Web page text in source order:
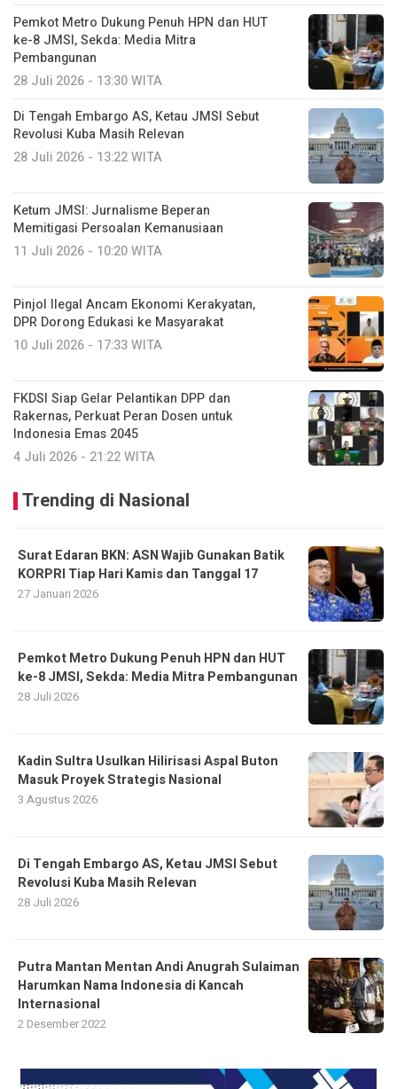
Pemkot Metro Dukung Penuh HPN dan HUT
ke-8 JMSI, Sekda: Media Mitra
Pembangunan
28 Juli 2026 - 13:30 WITA
Di Tengah Embargo AS, Ketau JMSI Sebut
Revolusi Kuba Masih Relevan
28 Juli 2026 - 13:22 WITA
Ketum JMSI: Jurnalisme Beperan
Memitigasi Persoalan Kemanusiaan
11 Juli 2026 - 10:20 WITA
Pinjol Ilegal Ancam Ekonomi Kerakyatan,
DPR Dorong Edukasi ke Masyarakat
10 Juli 2026 - 17:33 WITA
FKDSI Siap Gelar Pelantikan DPP dan
Rakernas, Perkuat Peran Dosen untuk
Indonesia Emas 2045
4 Juli 2026 - 21:22 WITA
Trending di Nasional
Surat Edaran BKN: ASN Wajib Gunakan Batik
KORPRI Tiap Hari Kamis dan Tanggal 17
27 Januari 2026
Pemkot Metro Dukung Penuh HPN dan HUT
ke-8 JMSI, Sekda: Media Mitra Pembangunan
28 Juli 2026
Kadin Sultra Usulkan Hilirisasi Aspal Buton
Masuk Proyek Strategis Nasional
3 Agustus 2026
Di Tengah Embargo AS, Ketau JMSI Sebut
Revolusi Kuba Masih Relevan
28 Juli 2026
Putra Mantan Mentan Andi Anugrah Sulaiman
Harumkan Nama Indonesia di Kancah
Internasional
2 Desember 2022